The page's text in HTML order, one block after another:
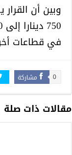
وبين أن
في قطاعات
مشاركة 0
مقالات ذات صلة